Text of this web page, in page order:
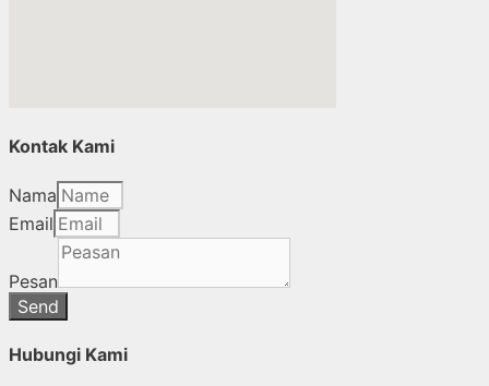
Kontak Kami
Nama
Email
Pesan
Send
Hubungi Kami